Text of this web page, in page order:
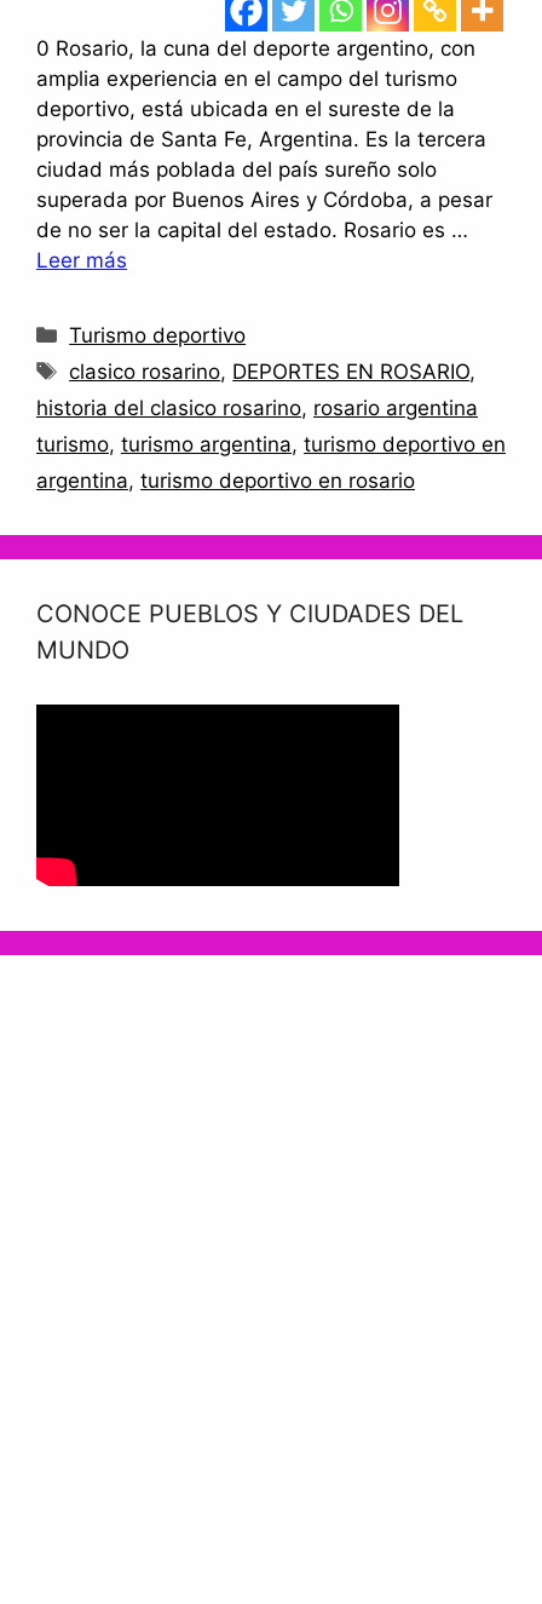
0 Rosario, la cuna del deporte argentino, con
amplia experiencia en el campo del turismo
deportivo, está ubicada en el sureste de la
provincia de Santa Fe, Argentina. Es la tercera
ciudad más poblada del país sureño solo
superada por Buenos Aires y Córdoba, a pesar
de no ser la capital del estado. Rosario es …
Leer más
Categorías
Turismo deportivo
Etiquetas
clasico rosarino, DEPORTES EN ROSARIO,
historia del clasico rosarino, rosario argentina
turismo, turismo argentina, turismo deportivo en
argentina, turismo deportivo en rosario
CONOCE PUEBLOS Y CIUDADES DEL
MUNDO